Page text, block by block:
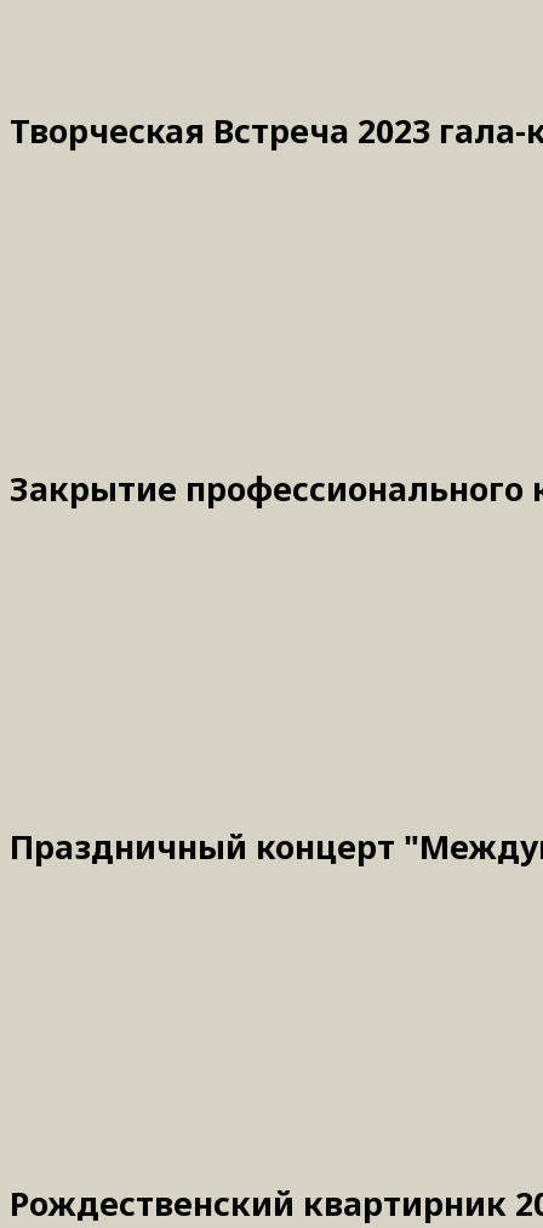
Творческая Встреча 2023 гала-
Закрытие профессионального
Праздничный концерт
Рождественский квартирник